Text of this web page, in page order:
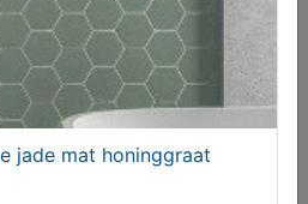
- grijs genuanceerde
jade mat honinggraat